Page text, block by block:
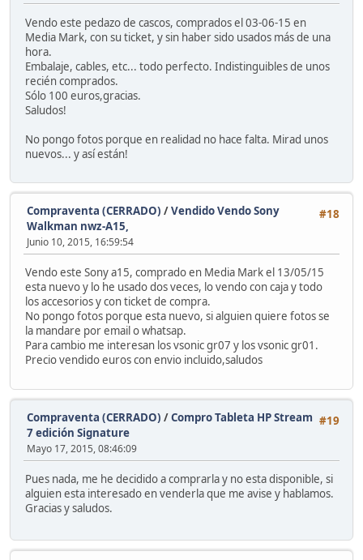
Vendo este pedazo de cascos, comprados el 03-06-15 en
Media Mark, con su ticket, y sin haber sido usados más de una
hora.
Embalaje, cables, etc... todo perfecto. Indistinguibles de unos
recién comprados.
Sólo 100 euros,gracias.
Saludos!
No pongo fotos porque en realidad no hace falta. Mirad unos
nuevos... y así están!
#18
Compraventa (CERRADO) /Vendido Vendo Sony
Walkman nwz-A15,
Junio 10, 2015, 16:59:54
Vendo este Sony a15, comprado en Media Mark el 13/05/15
esta nuevo y lo he usado dos veces, lo vendo con caja y todo
los accesorios y con ticket de compra.
No pongo fotos porque esta nuevo, si alguien quiere fotos se
la mandare por email o whatsap.
Para cambio me interesan los vsonic gr07 y los vsonic gr01.
Precio vendido euros con envio incluido,saludos
#19
Compraventa (CERRADO) /Compro Tableta HP Stream
7 edición Signature
Mayo 17, 2015, 08:46:09
Pues nada, me he decidido a comprarla y no esta disponible, si
alguien esta interesado en venderla que me avise y hablamos.
Gracias y saludos.